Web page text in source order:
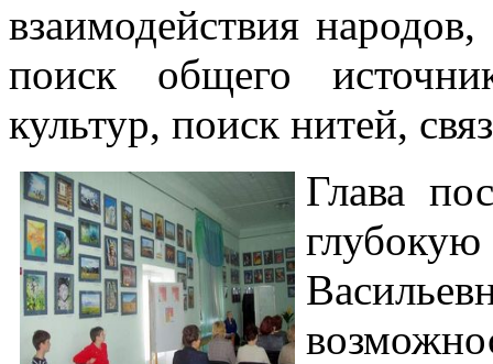
взаимодействия
поиск общего
культур, поиск нитей,
Глава